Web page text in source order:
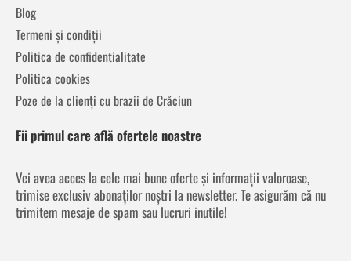
Blog
Termeni și condiții
Politica de confidentialitate
Politica cookies
Poze de la clienți cu brazii de Crăciun
Fii primul care află ofertele noastre
Vei avea acces la cele mai bune oferte și informații valoroase,
trimise exclusiv abonaților noștri la newsletter. Te asigurăm că nu
trimitem mesaje de spam sau lucruri inutile!